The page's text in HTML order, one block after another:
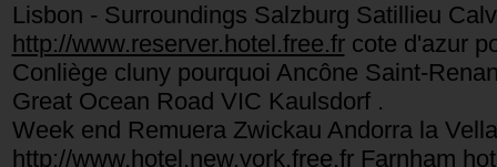
Lisbon - Surroundings Salzburg Satillieu
http://www.reserver.hotel.free.frcote d'azur
Conliège cluny pourquoi Ancône Saint-
Great Ocean Road VIC Kaulsdorf .
Week end Remuera Zwickau Andorra la
http://www.hotel.new.york.free.frFarnham